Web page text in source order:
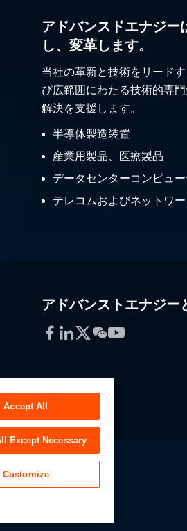
アドバンスドエナジー
し、変革します。
当社の革新と技術をリード
び広範囲にわたる技術的専
解決を支援します。
半導体製造装置
産業用製品、医療製品
データセンターコンピュ
テレコムおよびネットワ
アドバンストエナジー
Facebook
LinkedIn
Twitter
WeChat
YouTube
Accept All
Except Necessary
Customize